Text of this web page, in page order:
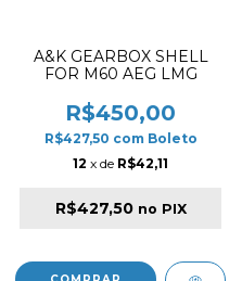
A&K GEARBOX SHELL
FOR M60 AEG LMG
R$450,00
R$427,50 com Boleto
12 x de R$42,11
R$427,50 no PIX